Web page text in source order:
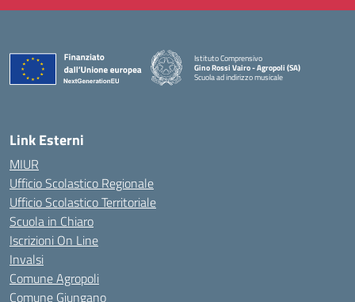
Istituto Comprensivo
Gino Rossi Vairo - Agropoli (SA)
Scuola ad indirizzo musicale
Link Esterni
MIUR
Ufficio Scolastico Regionale
Ufficio Scolastico Territoriale
Scuola in Chiaro
Iscrizioni On Line
Invalsi
Comune Agropoli
Comune Giungano